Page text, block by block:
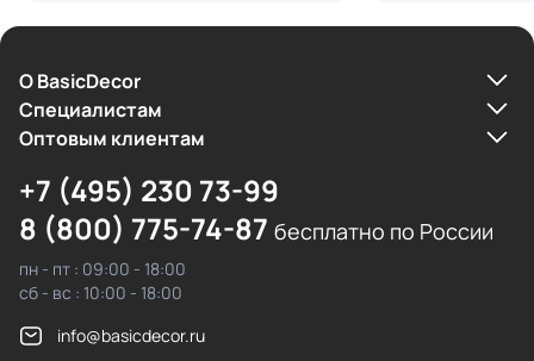
О BasicDecor
Cпециалистам
Оптовым клиентам
+7 (495) 230 73-99
8 (800) 775-74-87 бесплатно по России
пн - пт : 09:00 - 18:00
сб - вс : 10:00 - 18:00
info@basicdecor.ru